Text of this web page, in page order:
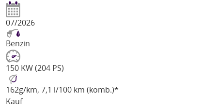
07/2026
Benzin
150 KW (204 PS)
162g/km, 7,1 l/100 km (komb.)*
Kauf